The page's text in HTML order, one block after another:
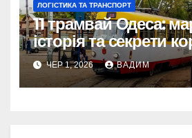
ЛОГІСТИКА ТА ТРАНСПОРТ
11 трамвай Одеса:
історія та секрети
шляху крізь
ЧЕР 1, 2026 ВАДИМ